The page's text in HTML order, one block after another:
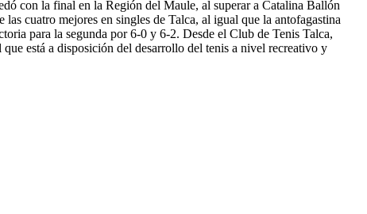
con la final en la Región del Maule, al superar a Catalina Ballón
cuatro mejores en singles de Talca, al igual que la antofagastina
para la segunda por 6-0 y 6-2. Desde el Club de Tenis Talca,
está a disposición del desarrollo del tenis a nivel recreativo y